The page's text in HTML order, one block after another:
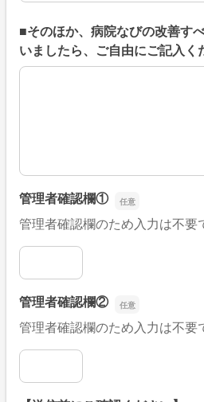
■そのほか、病院なびの改善す
いましたら、ご自由にご記入く
■そのほか、病院なびの改善す
管理者確認欄①
管理者確認欄のため入力は不要
管理者確認欄①
管理者確認欄②
管理者確認欄のため入力は不要
管理者確認欄②